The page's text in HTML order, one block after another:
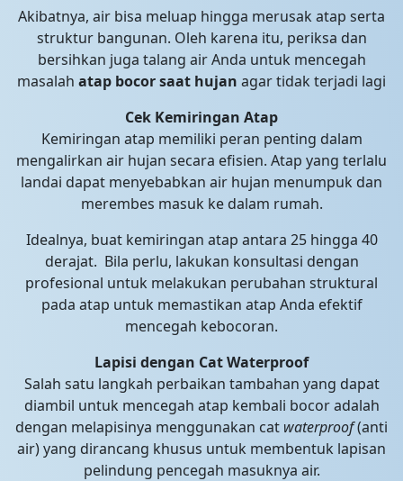
Akibatnya, air bisa meluap hingga merusak atap serta
struktur bangunan. Oleh karena itu, periksa dan
bersihkan juga talang air Anda untuk mencegah
masalah atap bocor saat hujan agar tidak terjadi lagi
Cek Kemiringan Atap
Kemiringan atap memiliki peran penting dalam
mengalirkan air hujan secara efisien. Atap yang terlalu
landai dapat menyebabkan air hujan menumpuk dan
merembes masuk ke dalam rumah.
Idealnya, buat kemiringan atap antara 25 hingga 40
derajat. Bila perlu, lakukan konsultasi dengan
profesional untuk melakukan perubahan struktural
pada atap untuk memastikan atap Anda efektif
mencegah kebocoran.
Lapisi dengan Cat Waterproof
Salah satu langkah perbaikan tambahan yang dapat
diambil untuk mencegah atap kembali bocor adalah
dengan melapisinya menggunakan cat waterproof(anti
air) yang dirancang khusus untuk membentuk lapisan
pelindung pencegah masuknya air.